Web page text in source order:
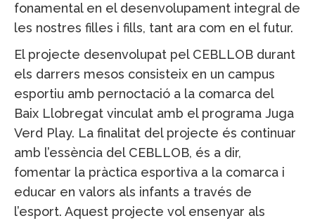
fonamental en el desenvolupament integral de
les nostres filles i fills, tant ara com en el futur.
El projecte desenvolupat pel CEBLLOB durant
els darrers mesos consisteix en un campus
esportiu amb pernoctació a la comarca del
Baix Llobregat vinculat amb el programa Juga
Verd Play. La finalitat del projecte és continuar
amb l’essència del CEBLLOB, és a dir,
fomentar la pràctica esportiva a la comarca i
educar en valors als infants a través de
l’esport. Aquest projecte vol ensenyar als